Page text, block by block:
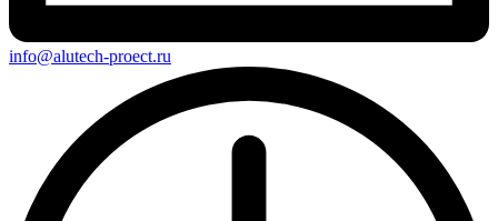
info@alutech-proect.ru